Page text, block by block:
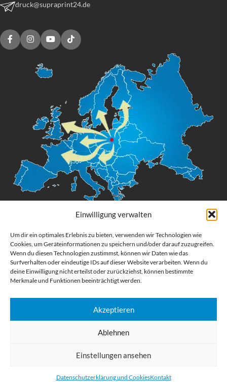
Einwilligung verwalten
Um dir ein optimales Erlebnis zu bieten, verwenden wir Technologien wie
Cookies, um Geräteinformationen zu speichern und/oder darauf zuzugreifen.
Wenn du diesen Technologien zustimmst, können wir Daten wie das
Surfverhalten oder eindeutige IDs auf dieser Website verarbeiten. Wenn du
deine Einwilligung nicht erteilst oder zurückziehst, können bestimmte
Merkmale und Funktionen beeinträchtigt werden.
Akzeptieren
Ablehnen
Einstellungen ansehen
Datenschutzerklärung und CookiesKontakt
druck@supraprint24.de
Digital Großformatdruck
Bestellen Sie gedruckte Werbemittel online für Ihr Unternehmen. Wir
drucken: Banner, Stoffe, Folien, Fahnen, Strandfahnen, Poster, Etiketten
und Aufkleber. Wir liefern unsere Druckprodukte Deutschland,